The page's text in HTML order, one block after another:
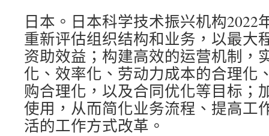
日本。日本科学技术振兴机构2022
重新评估组织结构和业务，以最大
资助效益；构建高效的运营机制，
化、效率化、劳动力成本的合理化
购合理化，以及合同优化等目标；
使用，从而简化业务流程、提高工
活的工作方式改革。